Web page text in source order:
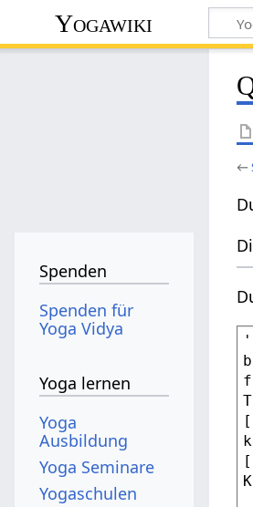
Yogawiki
←
Spenden
Spenden für
Yoga Vidya
Yoga lernen
Yoga
Ausbildung
Yoga Seminare
Yogaschulen